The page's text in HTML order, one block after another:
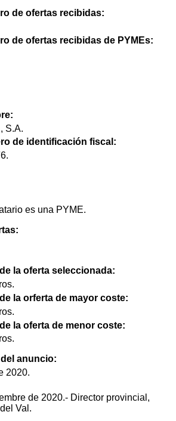
de ofertas recibidas:
de ofertas recibidas de PYMEs:
S.A.
de identificación fiscal:
es una PYME.
la oferta seleccionada:
la orferta de mayor coste:
la oferta de menor coste:
anuncio:
2020.
de 2020.- Director provincial,
Val.